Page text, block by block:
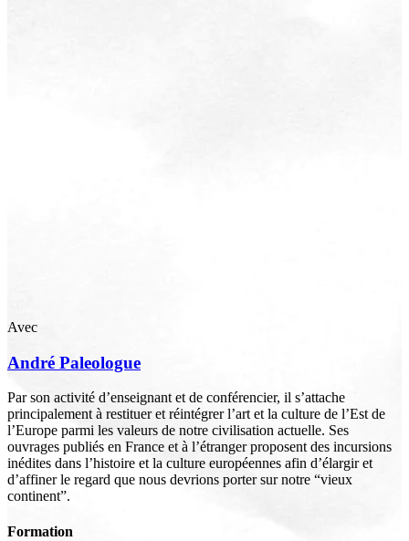
Avec
André Paleologue
Par son activité d’enseignant et de conférencier, il s’attache
principalement à restituer et réintégrer l’art et la culture de l’Est de
l’Europe parmi les valeurs de notre civilisation actuelle. Ses
ouvrages publiés en France et à l’étranger proposent des incursions
inédites dans l’histoire et la culture européennes afin d’élargir et
d’affiner le regard que nous devrions porter sur notre “vieux
continent”.
Formation